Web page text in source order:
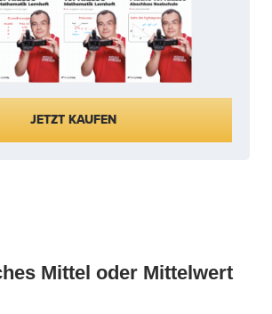
JETZT KAUFEN
Mittel oder Mittelwert